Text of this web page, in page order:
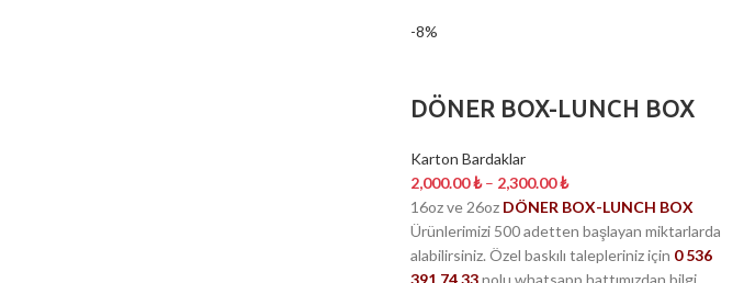
-8%
DÖNER BOX-LUNCH BOX
Karton Bardaklar
2,000.00₺ – 2,300.00₺
16oz ve 26oz DÖNER BOX-LUNCH BOX
Ürünlerimizi 500 adetten başlayan miktarlarda
alabilirsiniz. Özel baskılı talepleriniz için 0 536
391 74 33nolu whatsapp hattımızdan bilgi